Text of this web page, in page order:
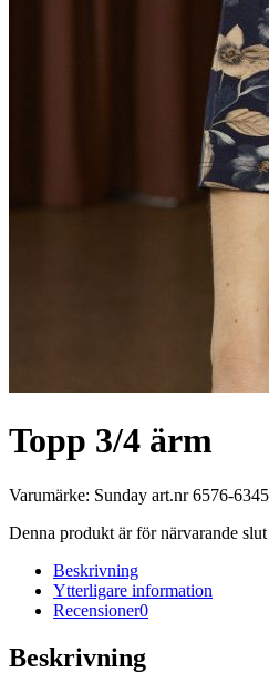
Topp 3/4 ärm
Varumärke: Sunday art.nr 6576-
Denna produkt är för närvarande
Beskrivning
Ytterligare information
Recensioner0
Beskrivning